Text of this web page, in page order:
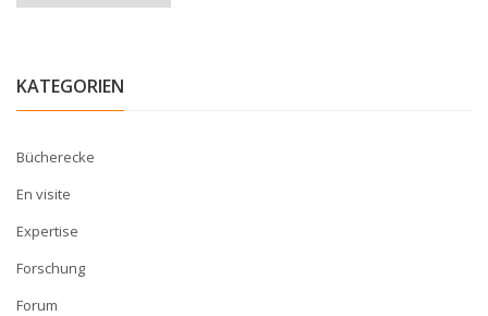
KATEGORIEN
Bücherecke
En visite
Expertise
Forschung
Forum